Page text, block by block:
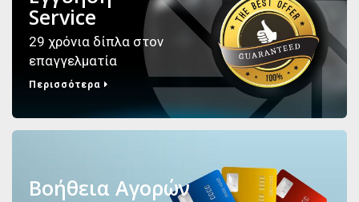
Service
29 χρόνια δίπλα στον
επαγγελματία
Περισσότερα
Βοήθεια Αγορών